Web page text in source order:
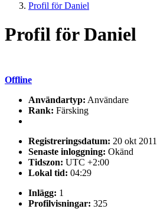
Profil för Daniel
Profil för Daniel
Offline
Användartyp: Användare
Rank: Färsking
Registreringsdatum: 20 okt 2011
Senaste inloggning: Okänd
Tidszon: UTC +2:00
Lokal tid: 04:29
Inlägg: 1
Profilvisningar: 325